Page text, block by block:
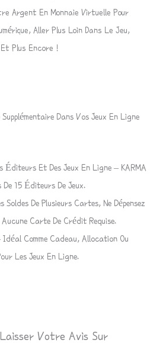
Argent En Monnaie Virtuelle Pour
Aller Plus Loin Dans Le Jeu,
Plus Encore !
Dans Vos Jeux En Ligne
Éditeurs Et Des Jeux En Ligne – KARMA
15 Éditeurs De Jeux.
Soldes De Plusieurs Cartes, Ne Dépensez
Carte De Crédit Requise.
Comme Cadeau, Allocation Ou
Les Jeux En Ligne.
Votre Avis Sur